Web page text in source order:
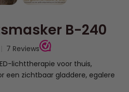
B-240
lichttherapie voor thuis,
een zichtbaar gladdere, egalere